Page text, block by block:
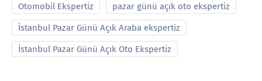
Otomobil Ekspertiz pazar günü açık oto ekspertiz
İstanbul Pazar Günü Açık Araba ekspertiz
İstanbul Pazar Günü Açık Oto Ekspertiz